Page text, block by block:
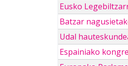
Eusko
Batzar
Udal
Espainiako